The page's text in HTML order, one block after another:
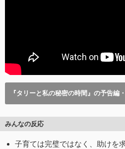
『タリーと私の秘密の時間』の予告編
みんなの反応
子育ては完璧ではなく、助けを